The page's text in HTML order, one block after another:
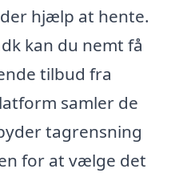
hjælp at hente.
kan du nemt få
tilbud fra
samler de
tagrensning
for at vælge det